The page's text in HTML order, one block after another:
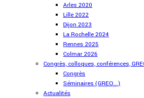
Arles 2020
Lille 2022
Dijon 2023
La Rochelle 2024
Rennes 2025
Colmar 2026
Congrès, colloques, conférences,
Congrès
Séminaires (GREO...)
Actualités